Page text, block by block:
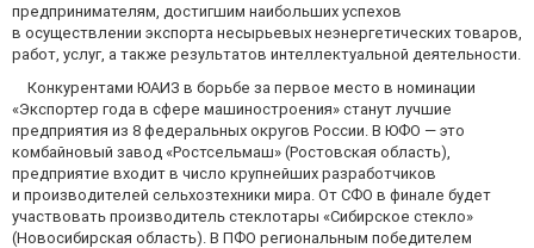
предпринимателям, достигшим наибольших успехов
в осуществлении экспорта несырьевых неэнергетических товаров,
работ, услуг, а также результатов интеллектуальной деятельности.
Конкурентами ЮАИЗ в борьбе за первое место в номинации
«Экспортер года в сфере машиностроения» станут лучшие
предприятия из 8 федеральных округов России. В ЮФО — это
комбайновый завод «Ростсельмаш» (Ростовская область),
предприятие входит в число крупнейших разработчиков
и производителей сельхозтехники мира. От СФО в финале будет
участвовать производитель стеклотары «Сибирское стекло»
(Новосибирская область). В ПФО региональным победителем